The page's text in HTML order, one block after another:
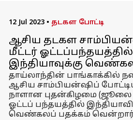
12 Jul 2023 • தடகள போட்டி
ஆசிய தடகள
மீட்டர் ஓட்டப்பந்தயத்தில்
இந்தியாவுக்கு
தாய்லாந்தின் பாங்காக்கில்
ஆசிய சாம்பியன்ஷிப்
நாளான புதன்கிழமை (ஜூலை
ஓட்டப் பந்தயத்தில்
வெண்கலப் பதக்கம்